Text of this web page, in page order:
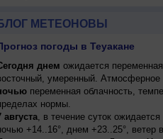
МЕТЕОНОВЫ
погоды в Теуакане
днем ожидается
умеренный.
переменная облачность,
нормы.
августа, в течение суток
+14..16°, днем +23..25°, ветер